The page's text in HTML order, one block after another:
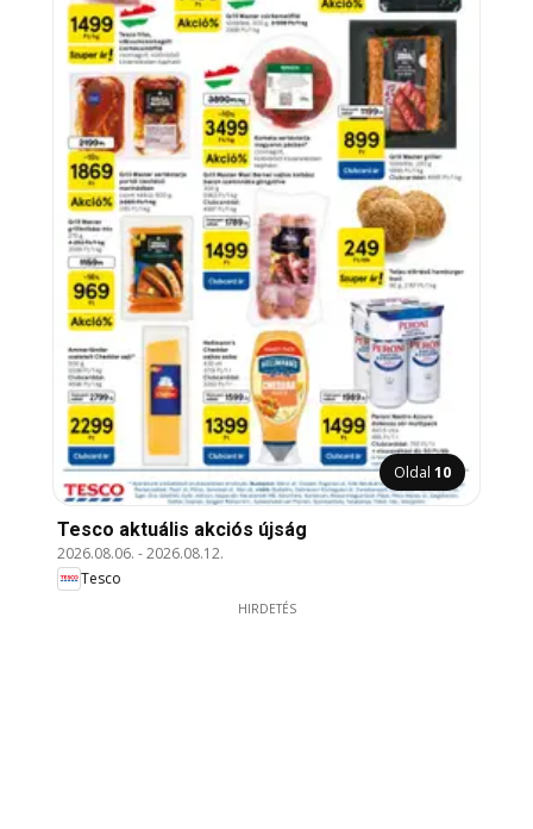
Oldal 10
Tesco aktuális akciós újság
2026.08.06. -2026.08.12.
Tesco
HIRDETÉS